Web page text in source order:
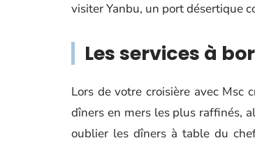
visiter Yanbu, un port désertique
Les services à
Lors de votre croisière avec Msc
dîners en mers les plus raffinés,
oublier les dîners à table du